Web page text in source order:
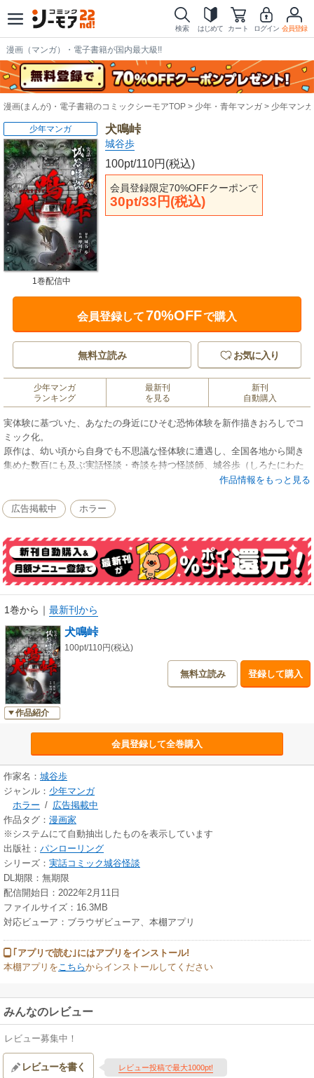
検索 はじめて カート ログイン 会員登録
漫画（マンガ）・電子書籍が国内最大級!!
漫画(まんが)・電子書籍のコミックシーモアTOP 少年・青年マンガ 少年マンガ
犬鳴峠
城谷歩
100pt/110円(税込)
会員登録限定70%OFFクーポンで
30pt/33円(税込)
少年マンガ
1巻配信中
会員登録して70%OFFで購入
無料立読み お気に入り
少年マンガ
ランキング
最新刊
を見る
新刊
自動購入
実体験に基づいた、あなたの身近にひそむ恐怖体験を新作描きおろしでコ
ミック化。
原作は、幼い頃から自身でも不思議な怪体験に遭遇し、全国各地から聞き
集めた数百にも及ぶ実話怪談・奇談を持つ怪談師、城谷歩（しろたにわた
る）。怪談師がライブ会場で生み出す迫真の語り、臨場感を、戦慄作画を
怖を味わいたいあなたにおくる、本当にあった怖い話をお楽しみくださ
い。
福岡県にある全国でも有数の心霊スポット。高校生だったチナミちゃん
は、先輩にドライブがてら肝試しに誘われる。行先は犬鳴峠にある旧トン
ネル。チナミちゃんは霊感の強い幼馴染のアズサちゃんに声をかける。夏
中で写された記念写真にはいなかったはずの男の子の姿が。運転していた
先輩の突然の死、肝試しに出向いたチナミちゃんに次々襲い掛かる怪異は
日毎に増していき…。
初出：オーディオブックCD 「実説 城谷怪談撰集 五」収録
作品情報をもっと見る
広告掲載中 ホラー
1巻から ｜ 最新刊から
作品紹介
犬鳴峠
100pt/110円(税込)
無料立読み 登録して購入
会員登録して全巻購入
作家名： 城谷歩
ジャンル： 少年マンガ
ホラー / 広告掲載中
作品タグ： 漫画家
※システムにて自動抽出したものを表示しています
出版社： パンローリング
シリーズ： 実話コミック城谷怪談
DL期限：無期限
配信開始日：2022年2月11日
ファイルサイズ：16.3MB
対応ビューア：ブラウザビューア、本棚アプリ
｢アプリで読む｣にはアプリをインストール!
本棚アプリをこちらからインストールしてください
みんなのレビュー
レビュー募集中！
レビューを書く レビュー投稿で最大1000pt!